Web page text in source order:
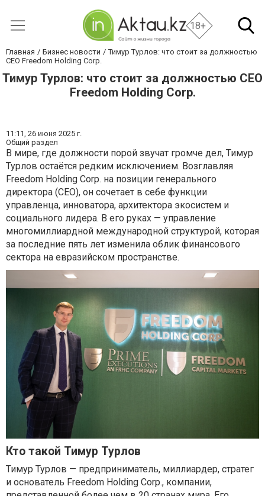
18+
Главная Бизнес новости
Тимур Турлов: что стоит за должностью
CEO Freedom Holding Corp.
Тимур Турлов: что стоит за должностью CEO
Freedom Holding Corp.
11:11, 26 июня 2025 г.
Общий раздел
В мире, где должности порой звучат громче дел, Тимур
Турлов остаётся редким исключением. Возглавляя
Freedom Holding Corp. на позиции генерального
директора (CEO), он сочетает в себе функции
управленца, инноватора, архитектора экосистем и
социального лидера. В его руках — управление
многомиллиардной международной структурой, которая
за последние пять лет изменила облик финансового
сектора на евразийском пространстве.
Кто такой Тимур Турлов
Тимур Турлов — предприниматель, миллиардер, стратег
и основатель Freedom Holding Corp., компании,